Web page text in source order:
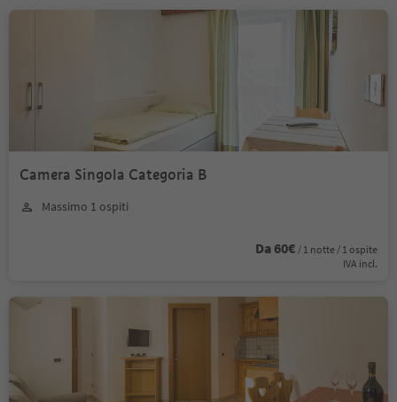
Camera Singola Categoria B
Massimo 1 ospiti
Da 60€ / 1 notte / 1 ospite
IVA incl.